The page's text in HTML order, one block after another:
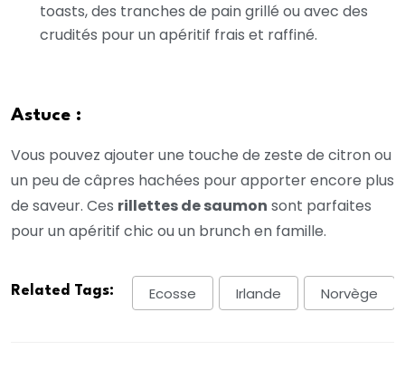
toasts, des tranches de pain grillé ou avec des
crudités pour un apéritif frais et raffiné.
Astuce :
Vous pouvez ajouter une touche de zeste de citron ou
un peu de câpres hachées pour apporter encore plus
de saveur. Ces rillettes de saumon sont parfaites
pour un apéritif chic ou un brunch en famille.
Related Tags: Ecosse Irlande Norvège